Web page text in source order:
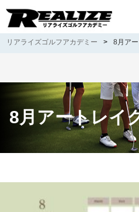
リアライズゴルフアカデミー > 8月ア
8月アートレイ